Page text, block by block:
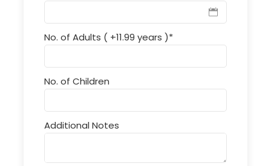
No. of Adults ( +11.99 years )*
No. of Children
Additional Notes